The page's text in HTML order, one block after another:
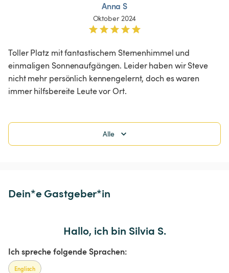
Anna S
Oktober 2024
Toller Platz mit fantastischem Sternenhimmel und
einmaligen Sonnenaufgängen. Leider haben wir Steve
nicht mehr persönlich kennengelernt, doch es waren
immer hilfsbereite Leute vor Ort.
Alle
Dein*e Gastgeber*in
Hallo, ich bin Silvia S.
Ich spreche folgende Sprachen:
Englisch